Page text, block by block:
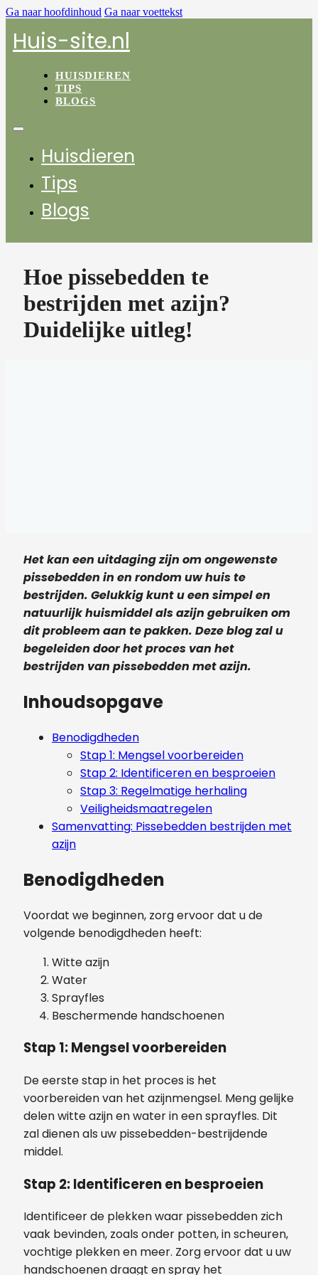
Ga naar hoofdinhoud Ga naar voettekst
Huis-site.nl
HUISDIEREN
TIPS
BLOGS
Huisdieren
Tips
Blogs
Hoe pissebedden te
bestrijden met azijn?
Duidelijke uitleg!
Het kan een uitdaging zijn om ongewenste
pissebedden in en rondom uw huis te
bestrijden. Gelukkig kunt u een simpel en
natuurlijk huismiddel als azijn gebruiken om
dit probleem aan te pakken. Deze blog zal u
begeleiden door het proces van het
bestrijden van pissebedden met azijn.
Inhoudsopgave
Benodigdheden
Stap 1: Mengsel voorbereiden
Stap 2: Identificeren en besproeien
Stap 3: Regelmatige herhaling
Veiligheidsmaatregelen
Samenvatting: Pissebedden bestrijden met
azijn
Benodigdheden
Voordat we beginnen, zorg ervoor dat u de
volgende benodigdheden heeft:
Witte azijn
Water
Sprayfles
Beschermende handschoenen
Stap 1: Mengsel voorbereiden
De eerste stap in het proces is het
voorbereiden van het azijnmengsel. Meng gelijke
delen witte azijn en water in een sprayfles. Dit
zal dienen als uw pissebedden-bestrijdende
middel.
Stap 2: Identificeren en besproeien
Identificeer de plekken waar pissebedden zich
vaak bevinden, zoals onder potten, in scheuren,
vochtige plekken en meer. Zorg ervoor dat u uw
handschoenen draagt en spray het